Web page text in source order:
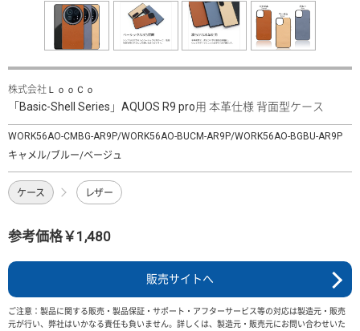
株式会社ＬｏｏＣｏ
「Basic-Shell Series」AQUOS R9 pro用 本革仕様 背面型ケース
WORK56AO-CMBG-AR9P/WORK56AO-BUCM-AR9P/WORK56AO-BGBU-AR9P
キャメル/ブルー/ベージュ
ケース レザー
参考価格￥1,480
販売サイトへ
ご注意：製品に関する販売・製品保証・サポート・アフターサービス等の対応は製造元・販売
元が行い、弊社はいかなる責任も負いません。詳しくは、製造元・販売元にお問い合わせいた